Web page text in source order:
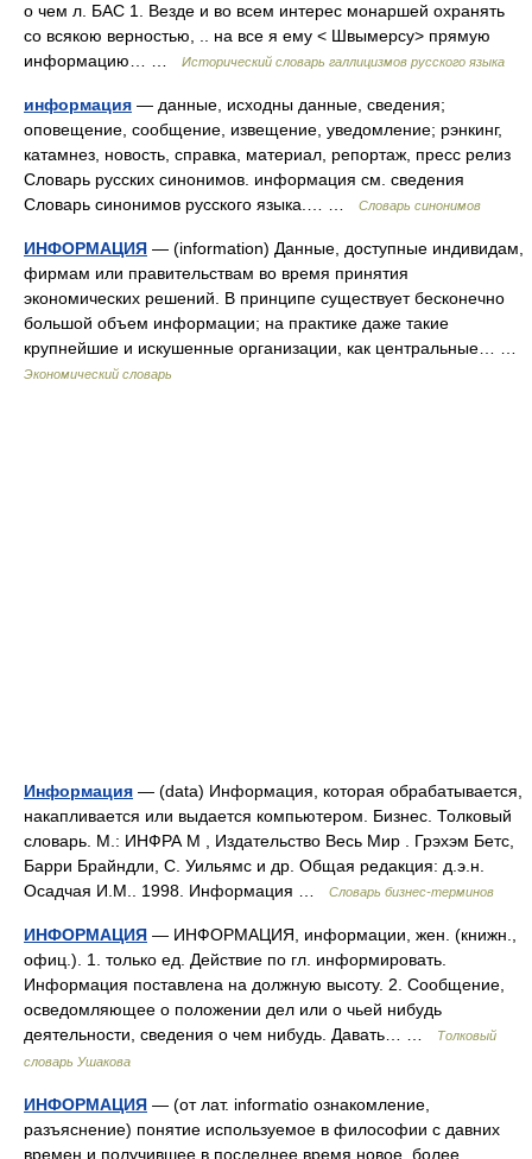
о чем л. БАС 1. Везде и во всем интерес монаршей охранять
со всякою верностью, .. на все я ему < Швымерсу> прямую
информацию… …
Исторический словарь галлицизмов русского языка
информация — данные, исходны данные, сведения;
оповещение, сообщение, извещение, уведомление; рэнкинг,
катамнез, новость, справка, материал, репортаж, пресс релиз
Словарь русских синонимов. информация см. сведения
Словарь синонимов русского языка.… …
Словарь синонимов
ИНФОРМАЦИЯ — (information) Данные, доступные индивидам,
фирмам или правительствам во время принятия
экономических решений. В принципе существует бесконечно
большой объем информации; на практике даже такие
крупнейшие и искушенные организации, как центральные… …
Экономический словарь
Информация — (data) Информация, которая обрабатывается,
накапливается или выдается компьютером. Бизнес. Толковый
словарь. М.: ИНФРА М , Издательство Весь Мир . Грэхэм Бетс,
Барри Брайндли, С. Уильямс и др. Общая редакция: д.э.н.
Осадчая И.М.. 1998. Информация …
Словарь бизнес-терминов
ИНФОРМАЦИЯ — ИНФОРМАЦИЯ, информации, жен. (книжн.,
офиц.). 1. только ед. Действие по гл. информировать.
Информация поставлена на должную высоту. 2. Сообщение,
осведомляющее о положении дел или о чьей нибудь
деятельности, сведения о чем нибудь. Давать… …
Толковый
словарь Ушакова
ИНФОРМАЦИЯ — (от лат. informatio ознакомление,
разъяснение) понятие используемое в философии с давних
времен и получившее в последнее время новое, более